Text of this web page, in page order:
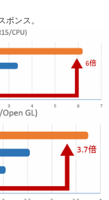
ポンス。